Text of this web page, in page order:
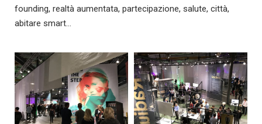
founding, realtà aumentata, partecipazione, salute, città,
abitare smart…